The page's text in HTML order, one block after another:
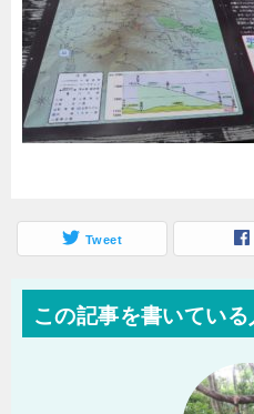
Tweet
この記事を書いている